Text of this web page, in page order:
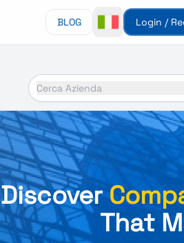
BLOG Login /
Cerca Azienda
Discover
That